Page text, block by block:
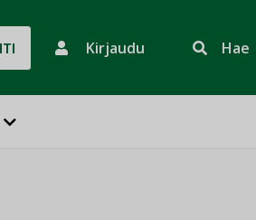
Kirjaudu Hae